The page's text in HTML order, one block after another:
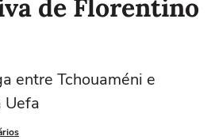
de Florentino
entre Tchouaméni e
Uefa